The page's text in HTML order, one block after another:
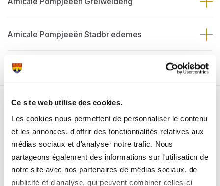
Ce site web utilise des cookies.
Les cookies nous permettent de personnaliser le contenu
et les annonces, d'offrir des fonctionnalités relatives aux
médias sociaux et d'analyser notre trafic. Nous
partageons également des informations sur l'utilisation de
notre site avec nos partenaires de médias sociaux, de
publicité et d'analyse, qui peuvent combiner celles-ci
Amicale Pompjeeën Stadbriedemes